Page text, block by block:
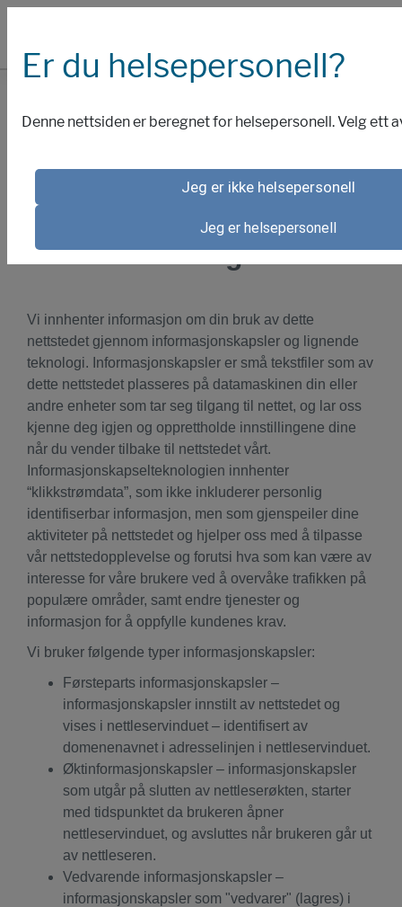
COOKIES
informasjonskapsler og
annen teknologi
Vi innhenter informasjon om din bruk av dette
nettstedet gjennom informasjonskapsler og lignende
teknologi. Informasjonskapsler er små tekstfiler som av
dette nettstedet plasseres på datamaskinen din eller
andre enheter som tar seg tilgang til nettet, og lar oss
kjenne deg igjen og opprettholde innstillingene dine
når du vender tilbake til nettstedet vårt.
Informasjonskapselteknologien innhenter
“klikkstrømdata”, som ikke inkluderer personlig
identifiserbar informasjon, men som gjenspeiler dine
aktiviteter på nettstedet og hjelper oss med å tilpasse
vår nettstedopplevelse og forutsi hva som kan være av
interesse for våre brukere ved å overvåke trafikken på
populære områder, samt endre tjenester og
informasjon for å oppfylle kundenes krav.
Vi bruker følgende typer informasjonskapsler:
Førsteparts informasjonskapsler –
informasjonskapsler innstilt av nettstedet og
vises i nettleservinduet – identifisert av
domenenavnet i adresselinjen i nettleservinduet.
Øktinformasjonskapsler – informasjonskapsler
som utgår på slutten av nettleserøkten, starter
med tidspunktet da brukeren åpner
nettleservinduet, og avsluttes når brukeren går ut
av nettleseren.
Vedvarende informasjonskapsler –
informasjonskapsler som "vedvarer" (lagres) i
Er du helsepersonell?
Denne nettsiden er beregnet for helsepersonell. Velg ett
Jeg er ikke helsepersonell
Jeg er helsepersonell